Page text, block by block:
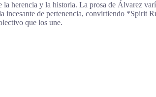
herencia y la historia. La prosa de Álvarez
de pertenencia, convirtiendo *Spirit
que los une.